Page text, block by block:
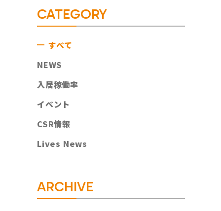
CATEGORY
すべて
NEWS
入居稼働率
イベント
CSR情報
Lives News
ARCHIVE